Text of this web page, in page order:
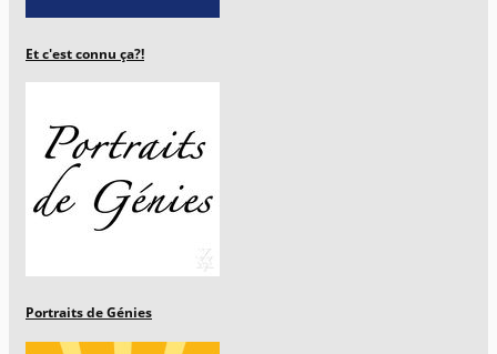
Et c'est connu ça?!
Portraits de Génies